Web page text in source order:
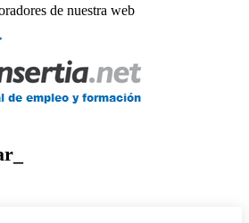
de nuestra web